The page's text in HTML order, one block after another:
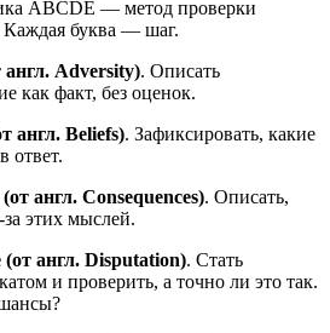
ABCDE — метод проверки
буква — шаг.
Adversity). Описать
как факт, без оценок.
англ. Beliefs). Зафиксировать, какие
ответ.
англ. Consequences). Описать,
этих мыслей.
англ. Disputation). Стать
и проверить, а точно ли это так.